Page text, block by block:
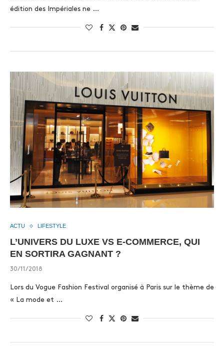
édition des Impériales ne …
ACTU LIFESTYLE
L’UNIVERS DU LUXE VS E-COMMERCE, QUI
EN SORTIRA GAGNANT ?
30/11/2018
Lors du Vogue Fashion Festival organisé à Paris sur le thème de
« La mode et …